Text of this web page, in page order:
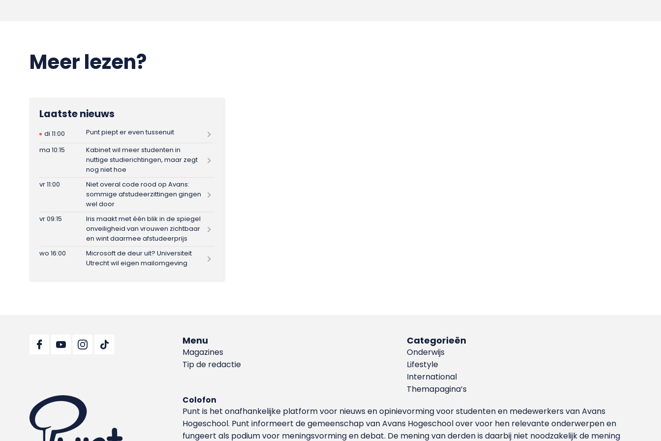
Meer lezen?
Laatste nieuws
di 11:00
Punt piept er even tussenuit
ma 10:15
Kabinet wil meer studenten in
nuttige studierichtingen, maar zegt
nog niet hoe
vr 11:00
Niet overal code rood op Avans:
sommige afstudeerzittingen gingen
wel door
vr 09:15
Iris maakt met één blik in de spiegel
onveiligheid van vrouwen zichtbaar
en wint daarmee afstudeerprijs
wo 16:00
Microsoft de deur uit? Universiteit
Utrecht wil eigen mailomgeving
Menu
Magazines
Tip de redactie
Categorieën
Onderwijs
Lifestyle
International
Themapagina’s
Colofon
Punt is het onafhankelijke platform voor nieuws en opinievorming voor studenten en medewerkers van Avans
Hoge­school. Punt informeert de gemeenschap van Avans Hogeschool over voor hen relevante onderwerpen en
fungeert als podium voor meningsvorming en debat. De mening van derden is daarbij niet noodzakelijk de mening